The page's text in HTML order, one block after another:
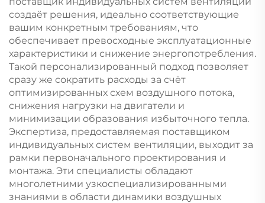
создаёт решения, идеально соответствующие
вашим конкретным требованиям, что
обеспечивает превосходные эксплуатационные
характеристики и снижение энергопотребления.
Такой персонализированный подход позволяет
сразу же сократить расходы за счёт
оптимизированных схем воздушного потока,
снижения нагрузки на двигатели и
минимизации образования избыточного тепла.
Экспертиза, предоставляемая поставщиком
индивидуальных систем вентиляции, выходит за
рамки первоначального проектирования и
монтажа. Эти специалисты обладают
многолетними узкоспециализированными
знаниями в области динамики воздушных